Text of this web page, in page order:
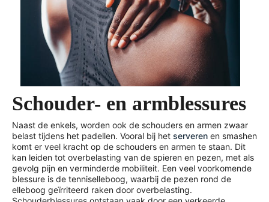
Schouder- en armblessures
Naast de enkels, worden ook de schouders en armen zwaar
belast tijdens het padellen. Vooral bij het serveren en smashen
komt er veel kracht op de schouders en armen te staan. Dit
kan leiden tot overbelasting van de spieren en pezen, met als
gevolg pijn en verminderde mobiliteit. Een veel voorkomende
blessure is de tenniselleboog, waarbij de pezen rond de
elleboog geïrriteerd raken door overbelasting.